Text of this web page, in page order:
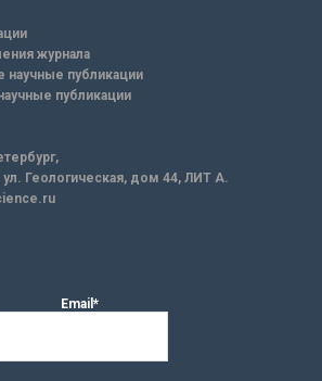
журнала
публикации
публикации
ул. Геологическая, дом 44, ЛИТ А.
Email*